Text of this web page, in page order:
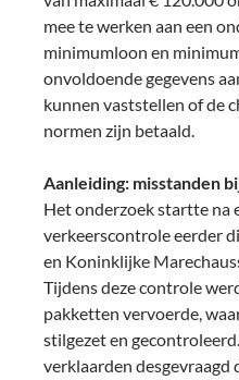
mee te werken aan een
minimumloon en
onvoldoende gegevens
kunnen vaststellen of de
normen zijn betaald.
Aanleiding: misstanden
Het onderzoek startte na
verkeerscontrole eerder
en Koninklijke
Tijdens deze controle
pakketten vervoerde,
stilgezet en
verklaarden desgevraagd